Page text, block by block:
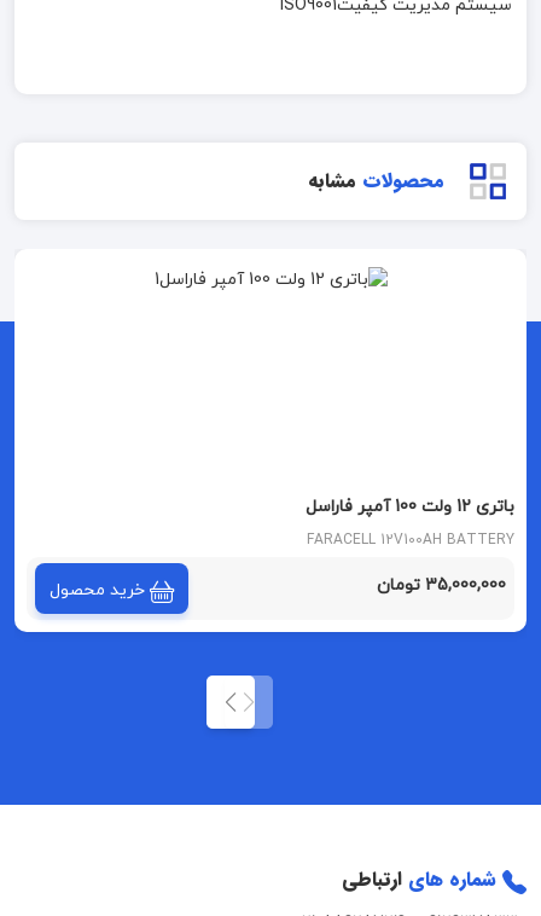
سیستم مدیریت کیفیتISO9001
محصولات مشابه
باتری 12 ولت 100 آمپر فاراسل
FARACELL 12V100AH BATTERY
35,000,000 تومان خرید محصول
شماره های ارتباطی